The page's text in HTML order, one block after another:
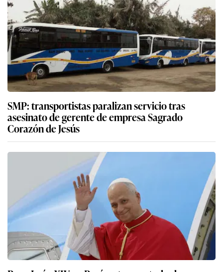
SMP: transportistas paralizan servicio tras
asesinato de gerente de empresa Sagrado
Corazón de Jesús